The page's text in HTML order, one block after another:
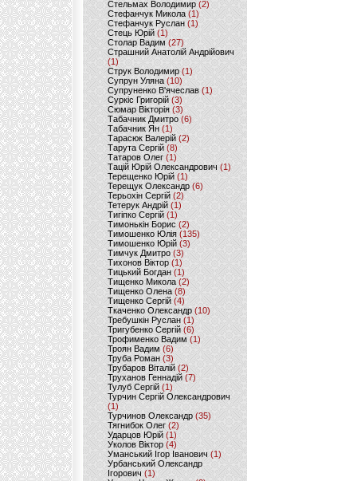
Стельмах Володимир(2)
Стефанчук Микола (1)
Стефанчук Руслан (1)
Стець Юрій (1)
Столар Вадим(27)
Страшний Анатолій Андрійович
(1)
Струк Володимир (1)
Супрун Уляна (10)
Супруненко В'ячеслав (1)
Суркіс Григорій (3)
Сюмар Вікторія (3)
Табачник Дмитро (6)
Табачник Ян(1)
Тарасюк Валерій (2)
Тарута Сергій (8)
Татаров Олег(1)
Тацій Юрій Олександрович(1)
Терещенко Юрій(1)
Терещук Олександр(6)
Терьохін Сергій (2)
Тетерук Андрій (1)
Тигіпко Сергій(1)
Тимонькін Борис (2)
Тимошенко Юлія (135)
Тимошенко Юрій(3)
Тимчук Дмитро (3)
Тихонов Віктор (1)
Тицький Богдан (1)
Тищенко Микола (2)
Тищенко Олена (8)
Тищенко Сергій (4)
Ткаченко Олександр (10)
Требушкін Руслан (1)
Тригубенко Сергій(6)
Трофименко Вадим (1)
Троян Вадим (6)
Труба Роман(3)
Трубаров Віталій (2)
Труханов Геннадій (7)
Тулуб Сергій(1)
Турчин Сергій Олександрович
(1)
Турчинов Олександр(35)
Тягнибок Олег (2)
Ударцов Юрій (1)
Уколов Віктор(4)
Уманський Ігор Іванович(1)
Урбанський Олександр
Ігорович (1)